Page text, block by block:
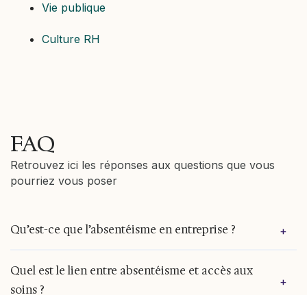
Vie publique
Culture RH
FAQ
Retrouvez ici les réponses aux questions que vous
pourriez vous poser
Qu’est-ce que l’absentéisme en entreprise ? +
L’absentéisme désigne l’ensemble des absences
Quel est le lien entre absentéisme et accès aux
soins ?
+